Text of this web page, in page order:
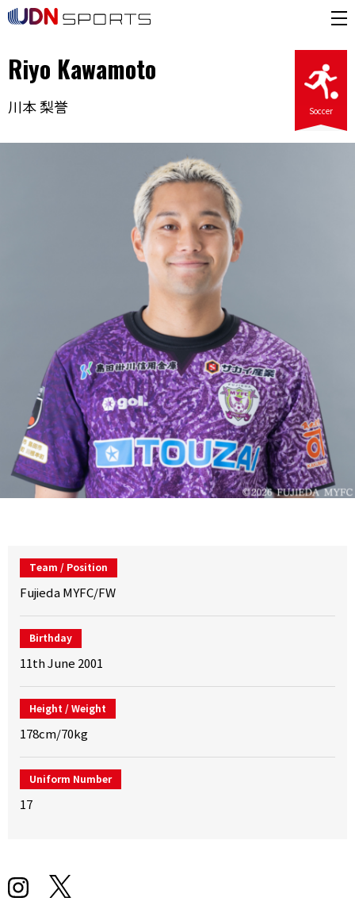
Soccer
Riyo Kawamoto
川本 梨誉
Team / Position
Fujieda MYFC/FW
Birthday
11th June 2001
Height / Weight
178cm/70kg
Uniform Number
17